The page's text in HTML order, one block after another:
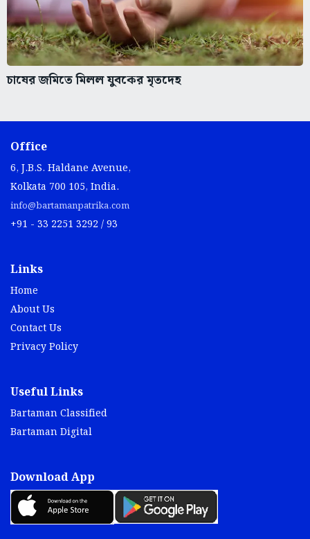
চাষের জমিতে মিলল যুবকের মৃতদেহ
Office
6, J.B.S. Haldane Avenue,
Kolkata 700 105, India.
info@bartamanpatrika.com
+91 - 33 2251 3292 / 93
Links
Home
About Us
Contact Us
Privacy Policy
Useful Links
Bartaman Classified
Bartaman Digital
Download App